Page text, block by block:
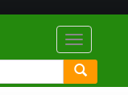
Toggle